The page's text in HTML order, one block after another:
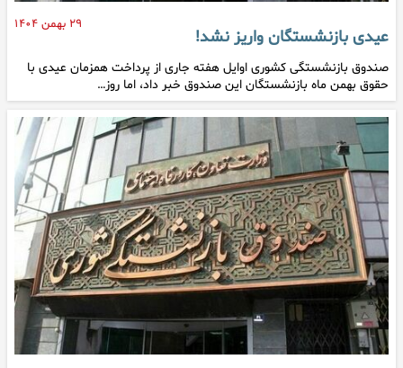
۲۹ بهمن ۱۴۰۴
عیدی بازنشستگان واریز نشد!
صندوق بازنشستگی کشوری اوایل هفته جاری از پرداخت همزمان عیدی با
حقوق بهمن ماه بازنشستگان این صندوق خبر داد، اما روز…